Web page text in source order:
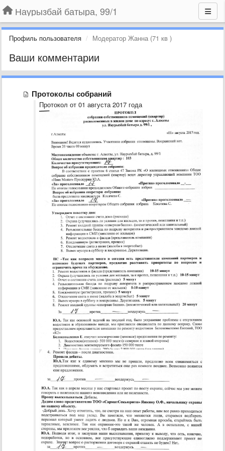
Наурызбай батыра, 99/1
Профиль пользователя Модератор Жанна (71 кв )
Ваши комментарии
Протоколы собраний
Протокол от 01 августа 2017 года